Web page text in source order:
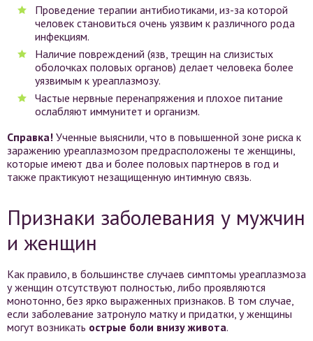
Проведение терапии антибиотиками, из-за которой
человек становиться очень уязвим к различного рода
инфекциям.
Наличие повреждений (язв, трещин на слизистых
оболочках половых органов) делает человека более
уязвимым к уреаплазмозу.
Частые нервные перенапряжения и плохое питание
ослабляют иммунитет и организм.
Справка! Ученные выяснили, что в повышенной зоне риска к
заражению уреаплазмозом предрасположены те женщины,
которые имеют два и более половых партнеров в год и
также практикуют незащищенную интимную связь.
Признаки заболевания у мужчин
и женщин
Как правило, в большинстве случаев симптомы уреаплазмоза
у женщин отсутствуют полностью, либо проявляются
монотонно, без ярко выраженных признаков. В том случае,
если заболевание затронуло матку и придатки, у женщины
могут возникать острые боли внизу живота.